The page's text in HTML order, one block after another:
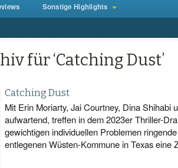
Sonstige Highlights
für ‘Catching Dust’
Catching Dust
Mit Erin Moriarty, Jai Courtney, Dina Shihabi
aufwartend, treffen in dem 2023er Thriller-
gewichtigen individuellen Problemen
entlegenen Wüsten-Kommune in Texas